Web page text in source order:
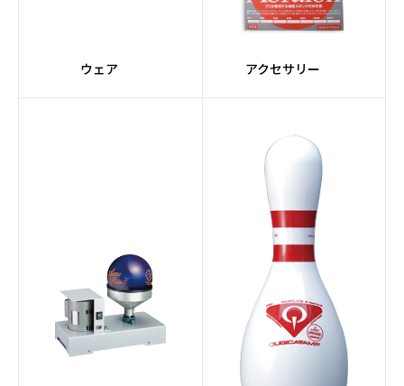
ウェア アクセサリー